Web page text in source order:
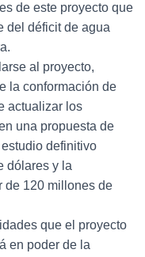
de este proyecto que
del déficit de agua
al proyecto,
la conformación de
actualizar los
una propuesta de
definitivo
dólares y la
de 120 millones de
que el proyecto
en poder de la